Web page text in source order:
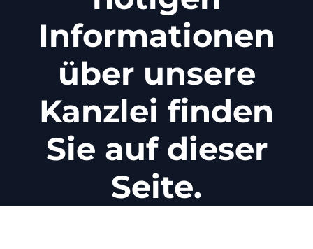
Informationen
über unsere
Kanzlei finden
Sie auf dieser
Seite.